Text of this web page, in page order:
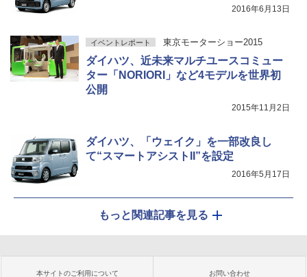
2016年6月13日
イベントレポート 東京モーターショー2015
ダイハツ、近未来マルチユースコミュー
ター「NORIORI」など4モデルを世界初
公開
2015年11月2日
ダイハツ、「ウェイク」を一部改良し
て“スマートアシストII”を設定
2016年5月17日
もっと関連記事を見る
本サイトのご利用について お問い合わせ